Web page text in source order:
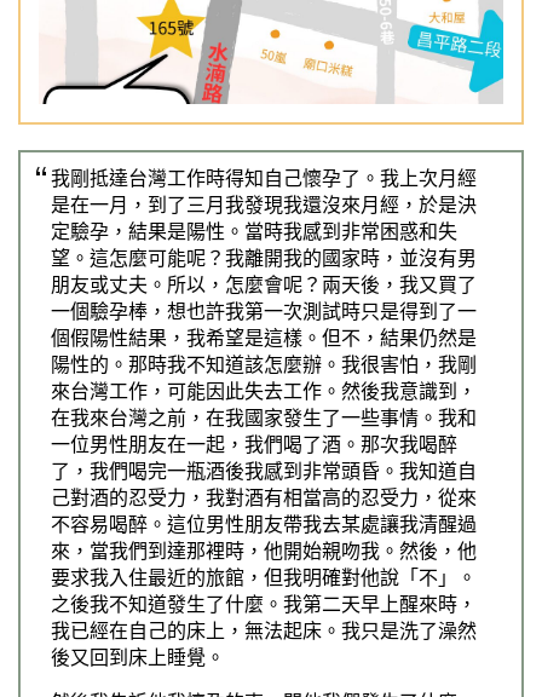
我剛抵達台灣工作時得知自己懷孕了。我上次月經
是在一月，到了三月我發現我還沒來月經，於是決
定驗孕，結果是陽性。當時我感到非常困惑和失
望。這怎麼可能呢？我離開我的國家時，並沒有男
朋友或丈夫。所以，怎麼會呢？兩天後，我又買了
一個驗孕棒，想也許我第一次測試時只是得到了一
個假陽性結果，我希望是這樣。但不，結果仍然是
陽性的。那時我不知道該怎麼辦。我很害怕，我剛
來台灣工作，可能因此失去工作。然後我意識到，
在我來台灣之前，在我國家發生了一些事情。我和
一位男性朋友在一起，我們喝了酒。那次我喝醉
了，我們喝完一瓶酒後我感到非常頭昏。我知道自
己對酒的忍受力，我對酒有相當高的忍受力，從來
不容易喝醉。這位男性朋友帶我去某處讓我清醒過
來，當我們到達那裡時，他開始親吻我。然後，他
要求我入住最近的旅館，但我明確對他說「不」。
之後我不知道發生了什麼。我第二天早上醒來時，
我已經在自己的床上，無法起床。我只是洗了澡然
後又回到床上睡覺。
Previous